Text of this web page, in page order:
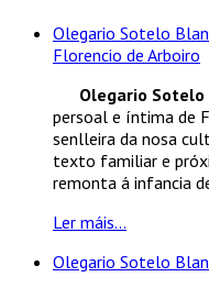
Olegario Sotelo
Florencio de Arboiro
Olegario Sotelo
persoal e íntima de
senlleira da nosa
texto familiar e
remonta á infancia
Ler máis...
Olegario Sotelo